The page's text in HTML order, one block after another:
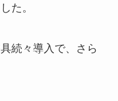
た。
続々導入で、さら